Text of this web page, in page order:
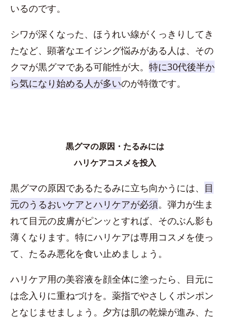
いるのです。
シワが深くなった、ほうれい線がくっきりしてき
たなど、顕著なエイジング悩みがある人は、その
クマが黒グマである可能性が大。 特に30代後半か
ら気になり始める人が多いのが特徴です。
黒グマの原因・たるみには
ハリケアコスメを投入
黒グマの原因であるたるみに立ち向かうには、 目
元のうるおいケアとハリケアが必須。弾力が生ま
れて目元の皮膚がピンッとすれば、そのぶん影も
薄くなります。特にハリケアは専用コスメを使っ
て、たるみ悪化を食い止めましょう。
ハリケア用の美容液を顔全体に塗ったら、目元に
は念入りに重ねづけを。薬指でやさしくポンポン
となじませましょう。夕方は肌の乾燥が進み、た